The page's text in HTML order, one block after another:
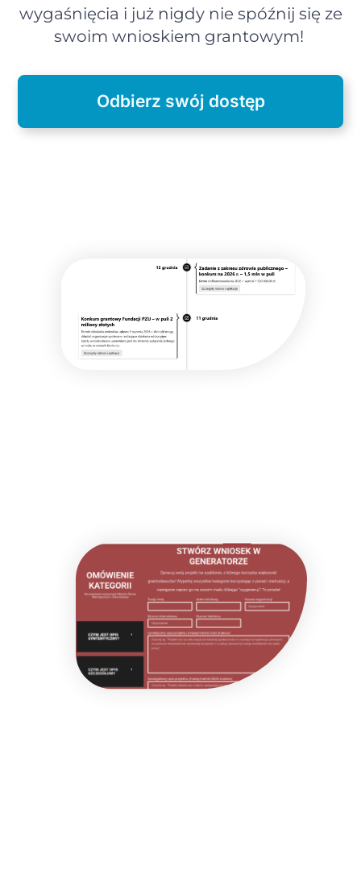
wygaśnięcia i już nigdy nie spóźnij się ze
swoim wnioskiem grantowym!
Odbierz swój dostęp